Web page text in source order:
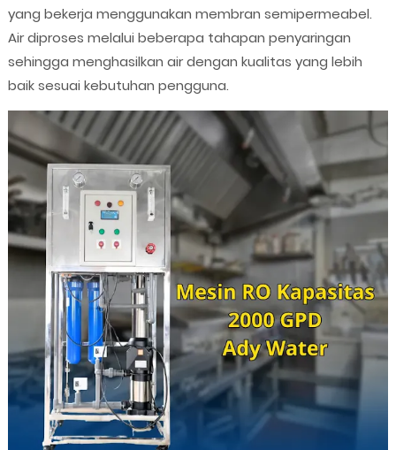
yang bekerja menggunakan membran semipermeabel.
Air diproses melalui beberapa tahapan penyaringan
sehingga menghasilkan air dengan kualitas yang lebih
baik sesuai kebutuhan pengguna.